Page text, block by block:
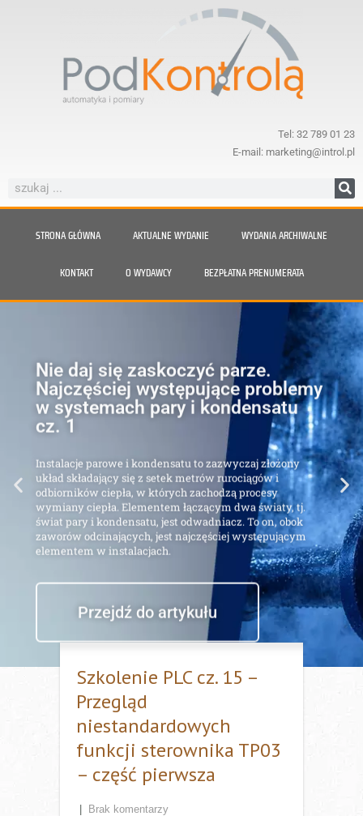
Tel: 32 789 01 23
E-mail: marketing@introl.pl
STRONA GŁÓWNA AKTUALNE WYDANIE WYDANIA ARCHIWALNE
KONTAKT O WYDAWCY BEZPŁATNA PRENUMERATA
Nie daj się zaskoczyć parze.
Najczęściej występujące problemy
w systemach pary i kondensatu
cz. 1
Instalacje parowe i kondensatu to zazwyczaj złożony
układ składający się z setek metrów rurociągów i
odbiorników ciepła, w których zachodzą procesy
wymiany ciepła. Elementem łączącym dwa światy, tj.
świat pary i kondensatu, jest odwadniacz. To on, obok
zaworów odcinających, jest najczęściej występującym
elementem w instalacjach.
Przejdź do artykułu
Szkolenie PLC cz. 15 –
Przegląd
niestandardowych
funkcji sterownika TP03
– część pierwsza
Brak komentarzy